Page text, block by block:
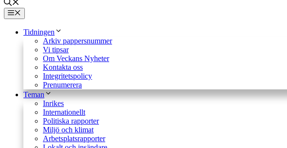
Meny
Tidningen
Arkiv pappersnummer
Vi tipsar
Om Veckans Nyheter
Kontakta oss
Integritetspolicy
Prenumerera
Teman
Inrikes
Internationellt
Politiska rapporter
Miljö och klimat
Arbetsplatsrapporter